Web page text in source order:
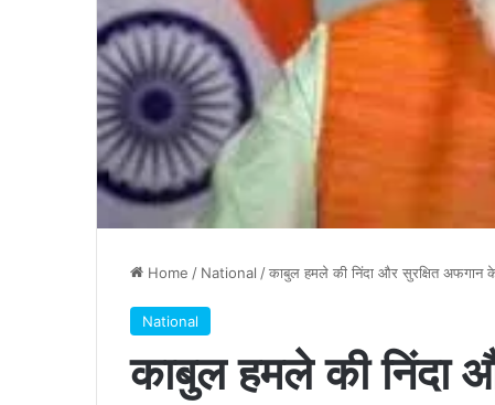
Home / National /काबुल हमले की निंदा और सुरक्षित अफगान के
National
काबुल हमले की निंदा